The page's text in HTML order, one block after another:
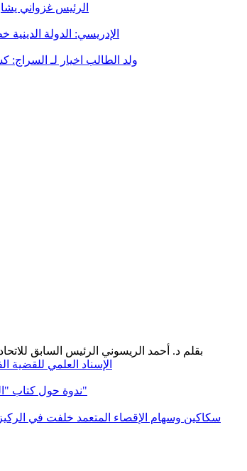
الرئيس غزواني يشارك
الإدريسي: الدولة
ولد الطالب اخيار لـ السراج:
الإسناد العلمي للقضية
ندوة حول كتاب "العدالة الاجتماعية في الإسلام"
سكاكين وسهام الإقصاء المتعمد خلفت في